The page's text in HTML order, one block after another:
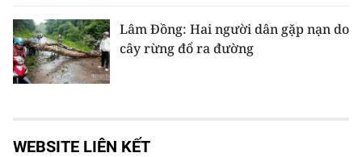
Lâm Đồng: Hai người dân gặp nạn do
cây rừng đổ ra đường
WEBSITE LIÊN KẾT